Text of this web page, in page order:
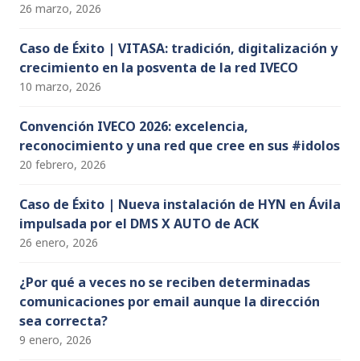
26 marzo, 2026
Caso de Éxito | VITASA: tradición, digitalización y
crecimiento en la posventa de la red IVECO
10 marzo, 2026
Convención IVECO 2026: excelencia,
reconocimiento y una red que cree en sus #idolos
20 febrero, 2026
Caso de Éxito | Nueva instalación de HYN en Ávila
impulsada por el DMS X AUTO de ACK
26 enero, 2026
¿Por qué a veces no se reciben determinadas
comunicaciones por email aunque la dirección
sea correcta?
9 enero, 2026